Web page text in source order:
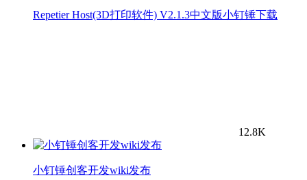
Repetier Host(3D打印软件) V2.1.3中文版小钉锤下载
12.8K
小钉锤创客开发wiki发布